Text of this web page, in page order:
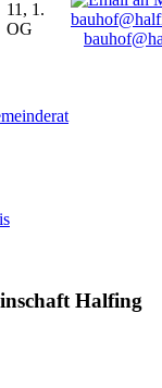
11, 1.
OG
Halfing